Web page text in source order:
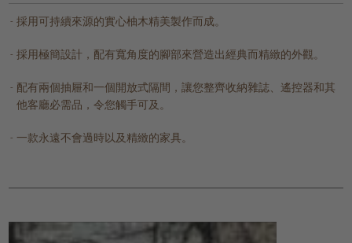
採用可持續來源的實心柚木精美製作而成。
採用極簡設計，配有寬角度的腳部來營造出經典而精緻的外觀。
配有兩個抽屜和一個開放式隔間，讓您整齊收納雜誌、遙控器和其
他客廳必需品，令您觸手可及。
一款永遠不會過時以及精緻的家具。